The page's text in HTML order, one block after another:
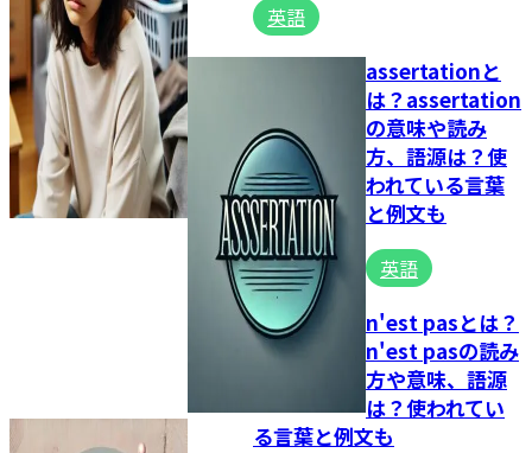
英語
assertationと
は？assertation
の意味や読み
方、語源は？使
われている言葉
と例文も
英語
n'est pasとは？
n'est pasの読み
方や意味、語源
は？使われてい
る言葉と例文も